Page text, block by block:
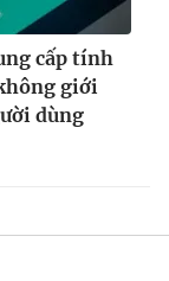
cấp tính
giới
dùng